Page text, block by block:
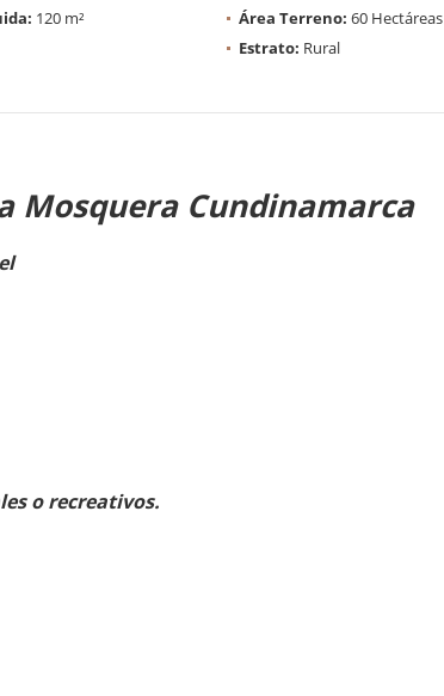
120 m² Área Terreno: 60 Hectáreas
Estrato: Rural
Mosquera Cundinamarca
o recreativos.